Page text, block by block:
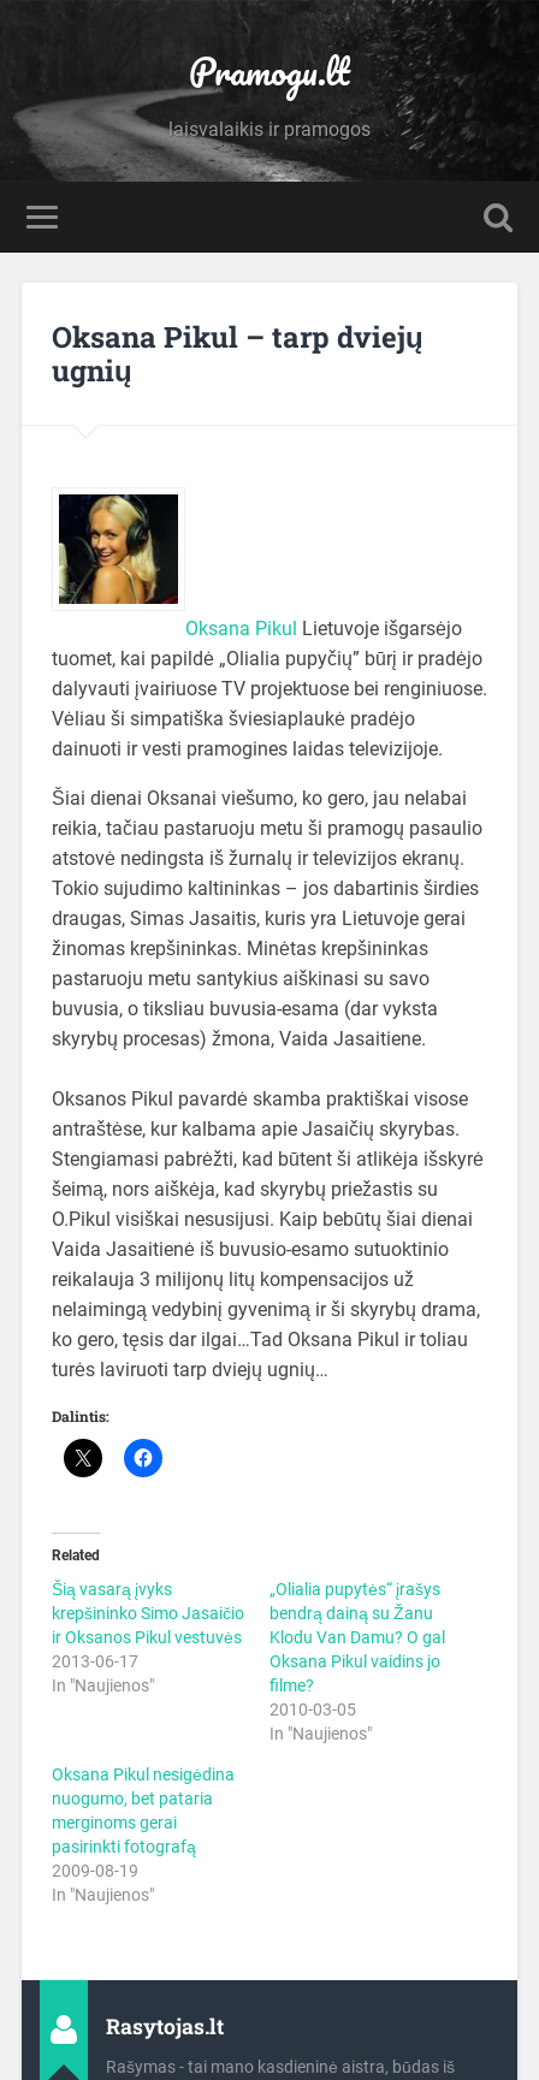
Pramogu.lt
laisvalaikis ir pramogos
Oksana Pikul – tarp dviejų
ugnių
Oksana Pikul Lietuvoje išgarsėjo
tuomet, kai papildė „Olialia pupyčių” būrį ir pradėjo
dalyvauti įvairiuose TV projektuose bei renginiuose.
Vėliau ši simpatiška šviesiaplaukė pradėjo
dainuoti ir vesti pramogines laidas televizijoje.
Šiai dienai Oksanai viešumo, ko gero, jau nelabai
reikia, tačiau pastaruoju metu ši pramogų pasaulio
atstovė nedingsta iš žurnalų ir televizijos ekranų.
Tokio sujudimo kaltininkas – jos dabartinis širdies
draugas, Simas Jasaitis, kuris yra Lietuvoje gerai
žinomas krepšininkas. Minėtas krepšininkas
pastaruoju metu santykius aiškinasi su savo
buvusia, o tiksliau buvusia-esama (dar vyksta
skyrybų procesas) žmona, Vaida Jasaitiene.
Oksanos Pikul pavardė skamba praktiškai visose
antraštėse, kur kalbama apie Jasaičių skyrybas.
Stengiamasi pabrėžti, kad būtent ši atlikėja išskyrė
šeimą, nors aiškėja, kad skyrybų priežastis su
O.Pikul visiškai nesusijusi. Kaip bebūtų šiai dienai
Vaida Jasaitienė iš buvusio-esamo sutuoktinio
reikalauja 3 milijonų litų kompensacijos už
nelaimingą vedybinį gyvenimą ir ši skyrybų drama,
ko gero, tęsis dar ilgai…Tad Oksana Pikul ir toliau
turės laviruoti tarp dviejų ugnių…
Dalintis:
Related
Šią vasarą įvyks
krepšininko Simo Jasaičio
ir Oksanos Pikul vestuvės
2013-06-17
In "Naujienos"
„Olialia pupytės“ įrašys
bendrą dainą su Žanu
Klodu Van Damu? O gal
Oksana Pikul vaidins jo
filme?
2010-03-05
In "Naujienos"
Oksana Pikul nesigėdina
nuogumo, bet pataria
merginoms gerai
pasirinkti fotografą
2009-08-19
In "Naujienos"
Rasytojas.lt
Rašymas - tai mano kasdieninė aistra, būdas iš